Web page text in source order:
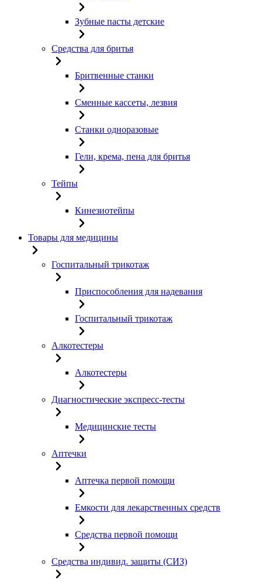
Зубные пасты детские
Средства для бритья
Бритвенные станки
Сменные кассеты, лезвия
Станки одноразовые
Гели, крема, пена для бритья
Тейпы
Кинезиотейпы
Товары для медицины
Госпитальный трикотаж
Приспособления для надевания
Госпитальный трикотаж
Алкотестеры
Алкотестеры
Диагностические экспресс-тесты
Медицинские тесты
Аптечки
Аптечка первой помощи
Емкости для лекарственных средств
Средства первой помощи
Средства индивид. защиты (СИЗ)